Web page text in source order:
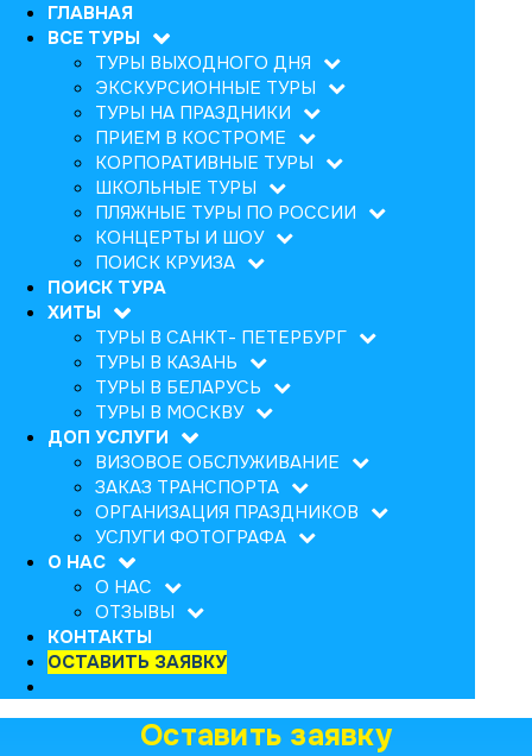
ГЛАВНАЯ
ВСЕ ТУРЫ
ТУРЫ ВЫХОДНОГО ДНЯ
ЭКСКУРСИОННЫЕ ТУРЫ
ТУРЫ НА ПРАЗДНИКИ
ПРИЕМ В КОСТРОМЕ
КОРПОРАТИВНЫЕ ТУРЫ
ШКОЛЬНЫЕ ТУРЫ
ПЛЯЖНЫЕ ТУРЫ ПО РОССИИ
КОНЦЕРТЫ И ШОУ
ПОИСК КРУИЗА
ПОИСК ТУРА
ХИТЫ
ТУРЫ В САНКТ- ПЕТЕРБУРГ
ТУРЫ В КАЗАНЬ
ТУРЫ В БЕЛАРУСЬ
ТУРЫ В МОСКВУ
ДОП УСЛУГИ
ВИЗОВОЕ ОБСЛУЖИВАНИЕ
ЗАКАЗ ТРАНСПОРТА
ОРГАНИЗАЦИЯ ПРАЗДНИКОВ
УСЛУГИ ФОТОГРАФА
О НАС
О НАС
ОТЗЫВЫ
КОНТАКТЫ
ОСТАВИТЬ ЗАЯВКУ
Оставить заявку